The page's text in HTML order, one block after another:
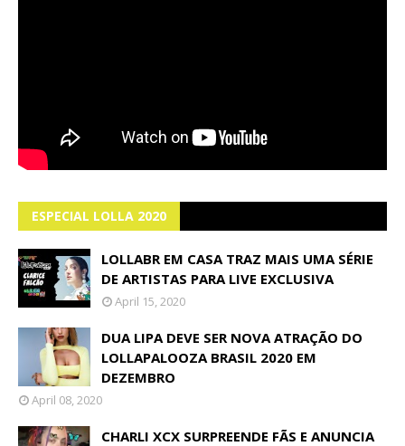
ESPECIAL LOLLA 2020
LOLLABR EM CASA TRAZ MAIS UMA SÉRIE
DE ARTISTAS PARA LIVE EXCLUSIVA
April 15, 2020
DUA LIPA DEVE SER NOVA ATRAÇÃO DO
LOLLAPALOOZA BRASIL 2020 EM
DEZEMBRO
April 08, 2020
CHARLI XCX SURPREENDE FÃS E ANUNCIA